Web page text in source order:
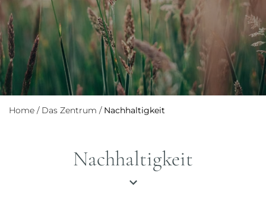
Home / Das Zentrum / Nachhaltigkeit
Nachhaltigkeit